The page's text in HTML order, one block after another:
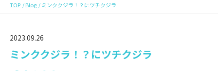
TOP Blog ミンククジラ！？にツチクジラ
2023.09.26
ミンククジラ！？にツチクジラ